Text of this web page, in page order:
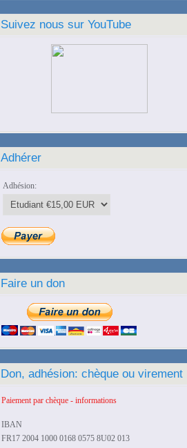
Suivez nous sur YouTube
Adhérer
Adhésion:
Faire un don
Don, adhésion: chèque ou virement
Paiement par chèque - informations
IBAN
FR17 2004 1000 0168 0575 8U02 013